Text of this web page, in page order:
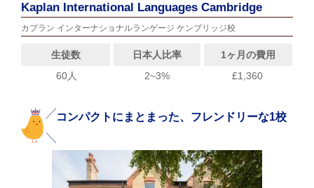
Kaplan International Languages Cambridge
カプラン インターナショナルランゲージ ケンブリッジ校
生徒数 日本人比率
1ヶ月の費用
60人
2~3% £1,360
コンパクトにまとまった、フレンドリーな1校